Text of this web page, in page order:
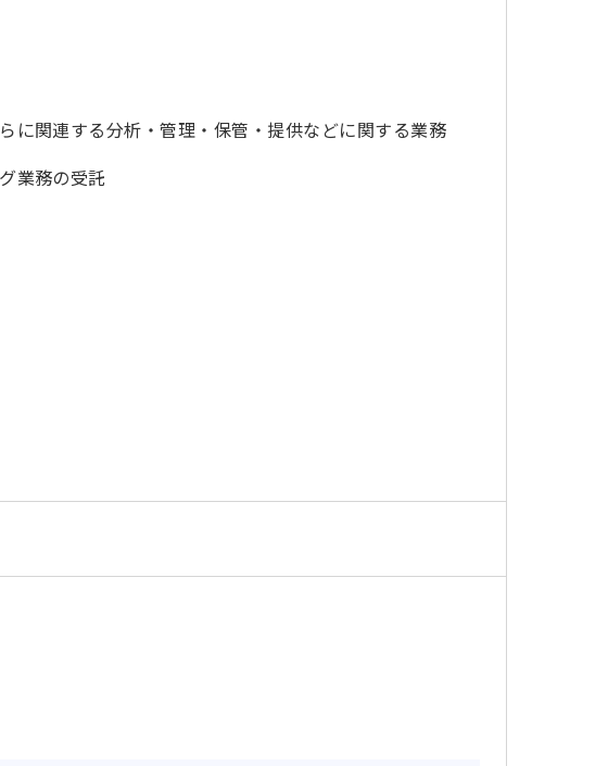
に関連する分析・管理・保管・提供などに関する業務
業務の受託